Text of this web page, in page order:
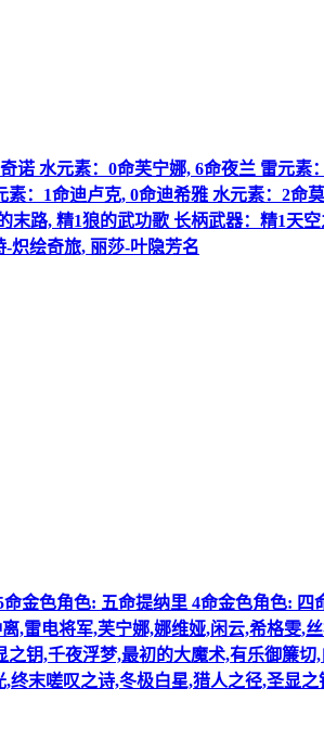
诺 水元素：0命芙宁娜, 6命夜兰 雷元
：1命迪卢克, 0命迪希雅 水元素：2命
路, 精1狼的武功歌 长柄武器：精1天
炽绘奇旅, 丽莎-叶隐芳名
金色角色: 五命提纳里 4命金色角色:
,雷电将军,芙宁娜,娜维娅,闲云,希格雯,
钥,千夜浮梦,最初的大魔术,有乐御簾
末嗟叹之诗,冬极白星,猎人之径,圣显